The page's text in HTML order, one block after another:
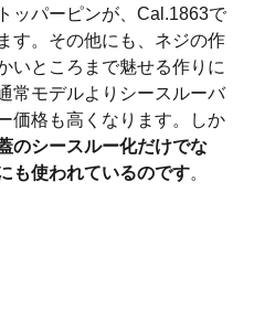
ッパーピンが、Cal.1863で
す。その他にも、ネジの作
いところまで魅せる作りに
常モデルよりシースルーバ
価格も高くなります。しか
のシースルー化だけでな
も使われているのです。